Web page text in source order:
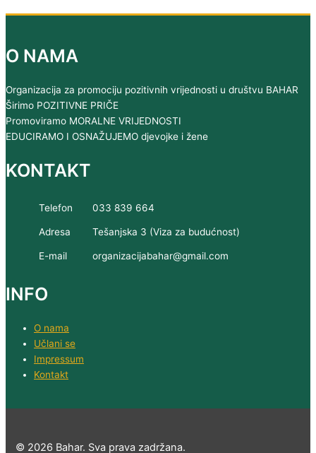
O NAMA
Organizacija za promociju pozitivnih vrijednosti u društvu BAHAR
Širimo POZITIVNE PRIČE
Promoviramo MORALNE VRIJEDNOSTI
EDUCIRAMO I OSNAŽUJEMO djevojke i žene
KONTAKT
Telefon 033 839 664
Adresa Tešanjska 3 (Viza za budućnost)
E-mail organizacijabahar@gmail.com
INFO
O nama
Učlani se
Impressum
Kontakt
© 2026 Bahar. Sva prava zadržana.